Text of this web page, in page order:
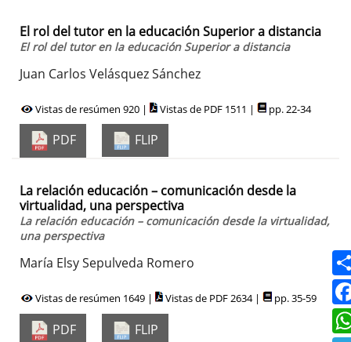
El rol del tutor en la educación Superior a distancia
El rol del tutor en la educación Superior a distancia
Juan Carlos Velásquez Sánchez
Vistas de resúmen 920 | Vistas de PDF 1511 | pp. 22-34
PDF FLIP
La relación educación – comunicación desde la
virtualidad, una perspectiva
La relación educación – comunicación desde la virtualidad,
una perspectiva
María Elsy Sepulveda Romero
Vistas de resúmen 1649 | Vistas de PDF 2634 | pp. 35-59
PDF FLIP